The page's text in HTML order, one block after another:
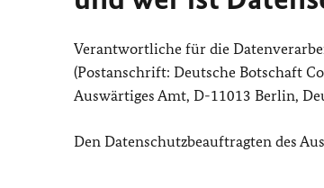
Verantwortliche für die
(Postanschrift: Deutsche Botschaft
Auswärtiges Amt, D-11013 Berlin,
Den Datenschutzbeauftragten des